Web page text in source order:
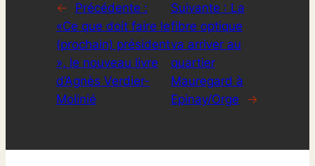
←
Précédente :
«Ce que doit faire le
(prochain) président
», le nouveau livre
d’Agnès Verdier-
Molinié
Suivante : La
fibre optique
va arriver au
quartier
Mauregard à
Epinay/Orge
→